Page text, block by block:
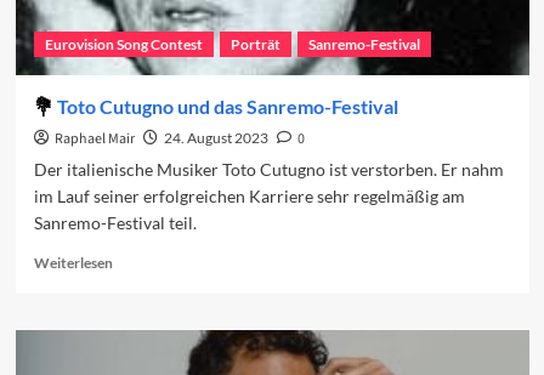
Eurovision Song Contest Porträt Sanremo-Festival
Toto Cutugno und das Sanremo-Festival
Raphael Mair 24. August 2023
0
Der italienische Musiker Toto Cutugno ist verstorben. Er nahm
im Lauf seiner erfolgreichen Karriere sehr regelmäßig am
Sanremo-Festival teil.
WeiterlesenRead
Toto